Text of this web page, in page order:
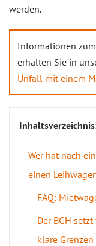
werden.
Informationen
erhalten Sie in
Unfall mit einem
Wer hat nach
einen
FAQ:
Der BGH
klare Grenzen